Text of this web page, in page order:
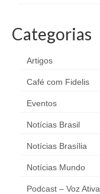
Categorias
Artigos
Café com Fidelis
Eventos
Notícias Brasil
Notícias Brasília
Notícias Mundo
Podcast – Voz Ativa